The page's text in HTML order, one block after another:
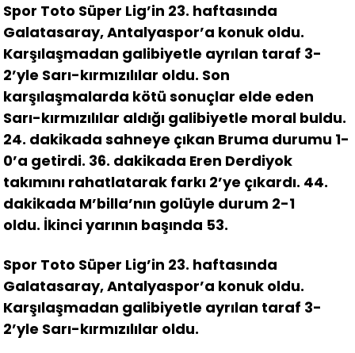
Spor Toto Süper Lig’in 23. haftasında
Galatasaray, Antalyaspor’a konuk oldu.
Karşılaşmadan galibiyetle ayrılan taraf 3-
2’yle Sarı-kırmızılılar oldu. Son
karşılaşmalarda kötü sonuçlar elde eden
Sarı-kırmızılılar aldığı galibiyetle moral buldu.
24. dakikada sahneye çıkan Bruma durumu 1-
0’a getirdi. 36. dakikada Eren Derdiyok
takımını rahatlatarak farkı 2’ye çıkardı. 44.
dakikada M’billa’nın golüyle durum 2-1
oldu. İkinci yarının başında 53.
Spor Toto Süper Lig’in 23. haftasında
Galatasaray, Antalyaspor’a konuk oldu.
Karşılaşmadan galibiyetle ayrılan taraf 3-
2’yle Sarı-kırmızılılar oldu.